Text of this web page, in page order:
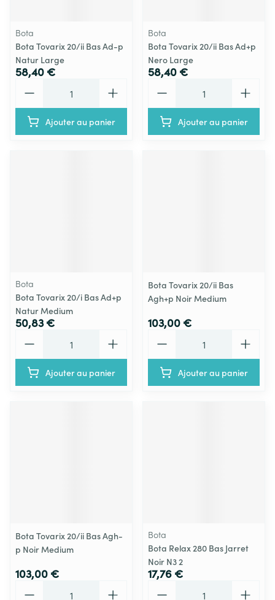
Bota
Bota Tovarix 20/ii Bas Ad-p
Natur Large
58,40 €
Ajouter au panier
Bota
Bota Tovarix 20/ii Bas Ad+p
Nero Large
58,40 €
Ajouter au panier
Bota
Bota Tovarix 20/i Bas Ad+p
Natur Medium
50,83 €
Ajouter au panier
Bota Tovarix 20/ii Bas
Agh+p Noir Medium
103,00 €
Ajouter au panier
Bota Tovarix 20/ii Bas Agh-
p Noir Medium
103,00 €
Bota
Bota Relax 280 Bas Jarret
Noir N3 2
17,76 €